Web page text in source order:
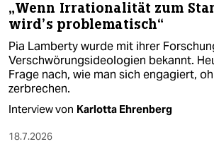
„Wenn Irrationalität zum
wird’s problematisch“
Pia Lamberty wurde mit ihrer
Verschwörungsideologien bekannt.
Frage nach, wie man sich engagiert,
zerbrechen.
Interview von Karlotta Ehrenberg
18.7.2026